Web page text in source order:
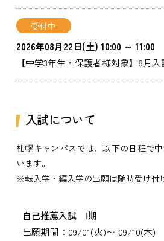
受付中
2026年08月22日(土) 10:00 ～ 11:00
【中学3年生・保護者様対象】8月
入試について
札幌キャンパスでは、以下の日程で
います。
※転入学・編入学の出願は随時受け付
自己推薦入試 Ⅰ期
出願期間：09/01(火)〜 09/10(木)